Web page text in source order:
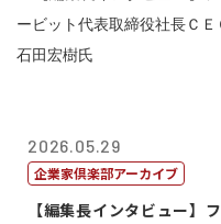
2026.05.29
企業家倶楽部アーカイブ
【編集長インタビュー】フ